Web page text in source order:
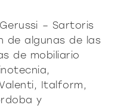
– Sartoris
de algunas de las
de mobiliario
Italform,
y